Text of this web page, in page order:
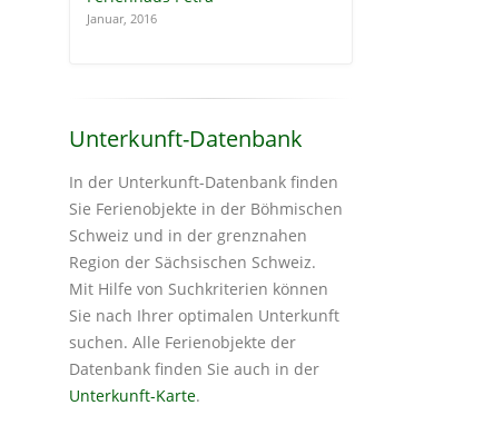
Januar, 2016
Unterkunft-Datenbank
In der Unterkunft-Datenbank finden
Sie Ferienobjekte in der Böhmischen
Schweiz und in der grenznahen
Region der Sächsischen Schweiz.
Mit Hilfe von Suchkriterien können
Sie nach Ihrer optimalen Unterkunft
suchen. Alle Ferienobjekte der
Datenbank finden Sie auch in der
Unterkunft-Karte.